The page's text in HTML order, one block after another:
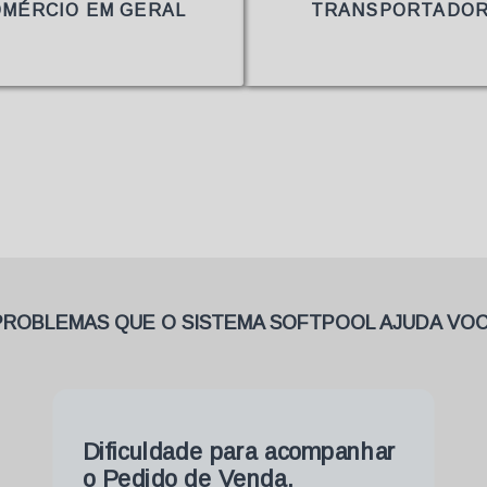
TRANSPORTADORA INDÚSTRIA
QUE O SISTEMA SOFTPOOL AJUDA
Estou vendendo no preço
correto?